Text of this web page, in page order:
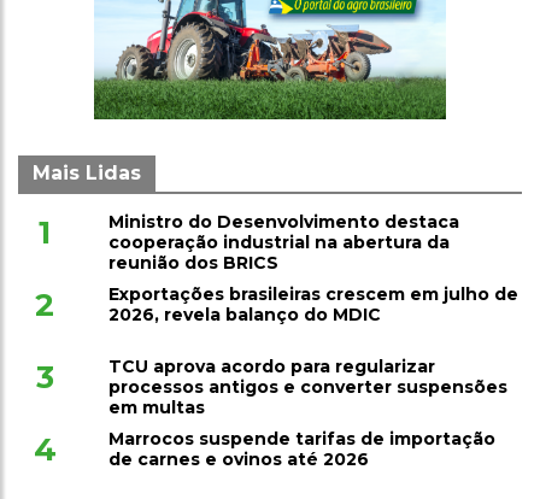
Mais Lidas
1
Ministro do Desenvolvimento destaca
cooperação industrial na abertura da
reunião dos BRICS
2
Exportações brasileiras crescem em julho de
2026, revela balanço do MDIC
3
TCU aprova acordo para regularizar
processos antigos e converter suspensões
em multas
4
Marrocos suspende tarifas de importação
de carnes e ovinos até 2026